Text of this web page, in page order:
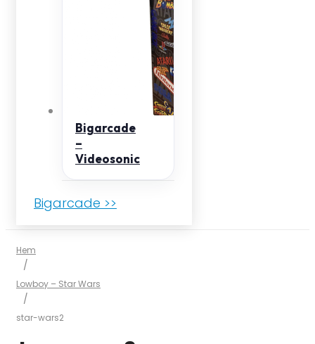
Bigarcade
–
Videosonic
Bigarcade >>
Hem
/
Lowboy – Star Wars
/
star-wars2